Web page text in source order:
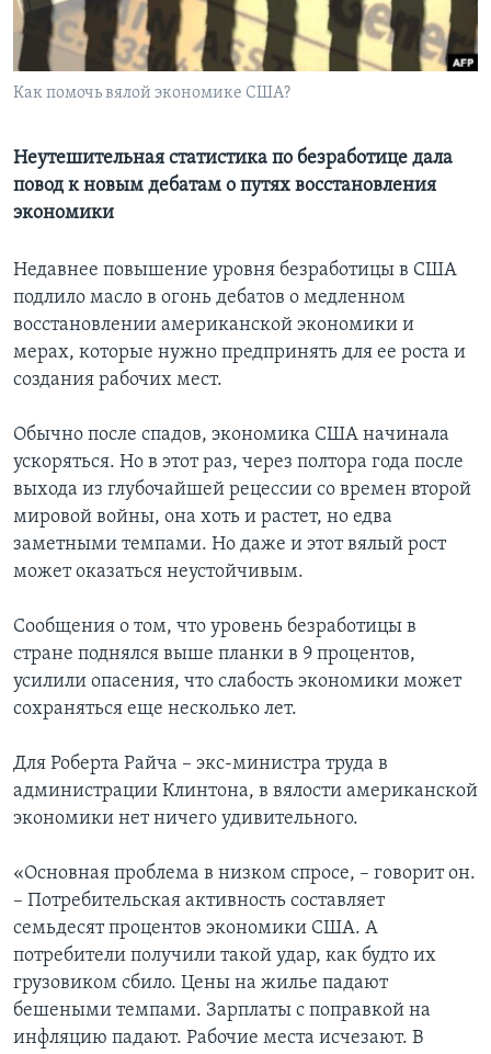
Learning English
СОЦИАЛЬНЫЕ СЕТИ
Языки
Как помочь вялой экономике США?
Неутешительная статистика по безработице дала
повод к новым дебатам о путях восстановления
экономики
Недавнее повышение уровня безработицы в США
подлило масло в огонь дебатов о медленном
восстановлении американской экономики и
мерах, которые нужно предпринять для ее роста и
создания рабочих мест.
Обычно после спадов, экономика США начинала
ускоряться. Но в этот раз, через полтора года после
выхода из глубочайшей рецессии со времен второй
мировой войны, она хоть и растет, но едва
заметными темпами. Но даже и этот вялый рост
может оказаться неустойчивым.
Сообщения о том, что уровень безработицы в
стране поднялся выше планки в 9 процентов,
усилили опасения, что слабость экономики может
сохраняться еще несколько лет.
Для Роберта Райча – экс-министра труда в
администрации Клинтона, в вялости американской
экономики нет ничего удивительного.
«Основная проблема в низком спросе, – говорит он.
– Потребительская активность составляет
семьдесят процентов экономики США. А
потребители получили такой удар, как будто их
грузовиком сбило. Цены на жилье падают
бешеными темпами. Зарплаты с поправкой на
инфляцию падают. Рабочие места исчезают. В